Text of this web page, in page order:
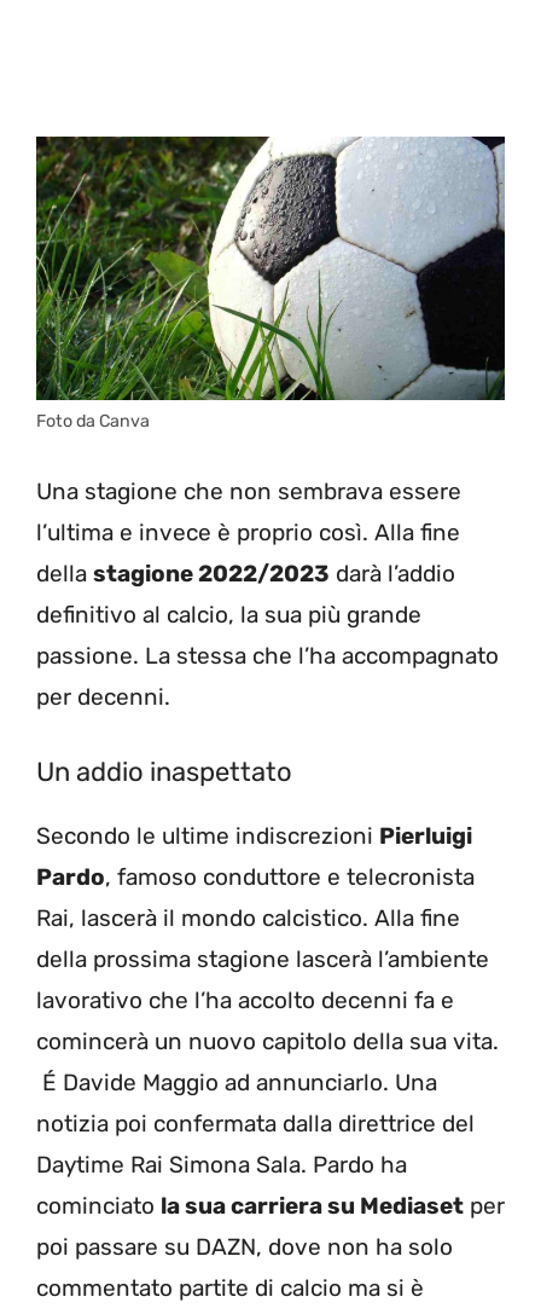
Foto da Canva
Una stagione che non sembrava essere
l’ultima e invece è proprio così. Alla fine
della stagione 2022/2023 darà l’addio
definitivo al calcio, la sua più grande
passione. La stessa che l’ha accompagnato
per decenni.
Un addio inaspettato
Secondo le ultime indiscrezioni Pierluigi
Pardo, famoso conduttore e telecronista
Rai, lascerà il mondo calcistico. Alla fine
della prossima stagione lascerà l’ambiente
lavorativo che l’ha accolto decenni fa e
comincerà un nuovo capitolo della sua vita.
É Davide Maggio ad annunciarlo. Una
notizia poi confermata dalla direttrice del
Daytime Rai Simona Sala. Pardo ha
cominciato la sua carriera su Mediaset per
poi passare su DAZN, dove non ha solo
commentato partite di calcio ma si è